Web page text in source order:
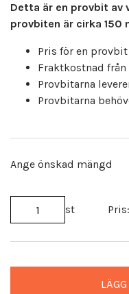
Detta är en provbit av
provbiten är cirka 150
Pris för en
Fraktkostnad från
Provbitarna
Provbitarna
Ange önskad mängd
st Pris: